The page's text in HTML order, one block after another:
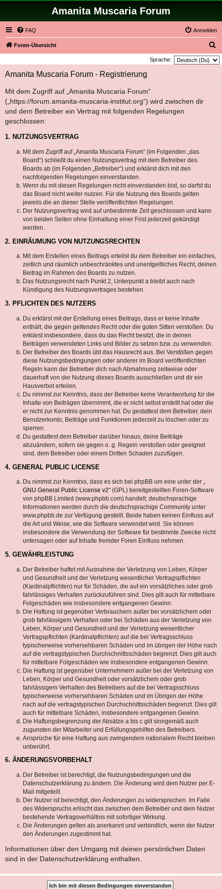
Amanita Muscaria Forum
FAQ Anmelden
Foren-Übersicht
u
Sprache:
Amanita Muscaria Forum - Registrierung
Mit dem Zugriff auf „Amanita Muscaria Forum“
(„https://forum.amanita-muscaria-institut.org“) wird zwischen dir
und dem Betreiber ein Vertrag mit folgenden Regelungen
geschlossen:
1. NUTZUNGSVERTRAG
Mit dem Zugriff auf „Amanita Muscaria Forum“ (im Folgenden „das
Board“) schließt du einen Nutzungsvertrag mit dem Betreiber des
Boards ab (im Folgenden „Betreiber“) und erklärst dich mit den
nachfolgenden Regelungen einverstanden.
Wenn du mit diesen Regelungen nicht einverstanden bist, so darfst du
das Board nicht weiter nutzen. Für die Nutzung des Boards gelten
jeweils die an dieser Stelle veröffentlichten Regelungen.
Der Nutzungsvertrag wird auf unbestimmte Zeit geschlossen und kann
von beiden Seiten ohne Einhaltung einer Frist jederzeit gekündigt
werden.
2. EINRÄUMUNG VON NUTZUNGSRECHTEN
Mit dem Erstellen eines Beitrags erteilst du dem Betreiber ein einfaches,
zeitlich und räumlich unbeschränktes und unentgeltliches Recht, deinen
Beitrag im Rahmen des Boards zu nutzen.
Das Nutzungsrecht nach Punkt 2, Unterpunkt a bleibt auch nach
Kündigung des Nutzungsvertrages bestehen.
3. PFLICHTEN DES NUTZERS
Du erklärst mit der Erstellung eines Beitrags, dass er keine Inhalte
enthält, die gegen geltendes Recht oder die guten Sitten verstoßen. Du
erklärst insbesondere, dass du das Recht besitzt, die in deinen
Beiträgen verwendeten Links und Bilder zu setzen bzw. zu verwenden.
Der Betreiber des Boards übt das Hausrecht aus. Bei Verstößen gegen
diese Nutzungsbedingungen oder anderer im Board veröffentlichten
Regeln kann der Betreiber dich nach Abmahnung zeitweise oder
dauerhaft von der Nutzung dieses Boards ausschließen und dir ein
Hausverbot erteilen.
Du nimmst zur Kenntnis, dass der Betreiber keine Verantwortung für die
Inhalte von Beiträgen übernimmt, die er nicht selbst erstellt hat oder die
er nicht zur Kenntnis genommen hat. Du gestattest dem Betreiber, dein
Benutzerkonto, Beiträge und Funktionen jederzeit zu löschen oder zu
sperren.
Du gestattest dem Betreiber darüber hinaus, deine Beiträge
abzuändern, sofern sie gegen o. g. Regeln verstoßen oder geeignet
sind, dem Betreiber oder einem Dritten Schaden zuzufügen.
4. GENERAL PUBLIC LICENSE
Du nimmst zur Kenntnis, dass es sich bei phpBB um eine unter der „
GNU General Public License v2“ (GPL) bereitgestellten Foren-Software
von phpBB Limited (www.phpbb.com) handelt; deutschsprachige
Informationen werden durch die deutschsprachige Community unter
www.phpbb.de zur Verfügung gestellt. Beide haben keinen Einfluss auf
die Art und Weise, wie die Software verwendet wird. Sie können
insbesondere die Verwendung der Software für bestimmte Zwecke nicht
untersagen oder auf Inhalte fremder Foren Einfluss nehmen.
5. GEWÄHRLEISTUNG
Der Betreiber haftet mit Ausnahme der Verletzung von Leben, Körper
und Gesundheit und der Verletzung wesentlicher Vertragspflichten
(Kardinalpflichten) nur für Schäden, die auf ein vorsätzliches oder grob
fahrlässiges Verhalten zurückzuführen sind. Dies gilt auch für mittelbare
Folgeschäden wie insbesondere entgangenen Gewinn.
Die Haftung ist gegenüber Verbrauchern außer bei vorsätzlichem oder
grob fahrlässigem Verhalten oder bei Schäden aus der Verletzung von
Leben, Körper und Gesundheit und der Verletzung wesentlicher
Vertragspflichten (Kardinalpflichten) auf die bei Vertragsschluss
typischerweise vorhersehbaren Schäden und im übrigen der Höhe nach
auf die vertragstypischen Durchschnittsschäden begrenzt. Dies gilt auch
für mittelbare Folgeschäden wie insbesondere entgangenen Gewinn.
Die Haftung ist gegenüber Unternehmern außer bei der Verletzung von
Leben, Körper und Gesundheit oder vorsätzlichem oder grob
fahrlässigem Verhalten des Betreibers auf die bei Vertragsschluss
typischerweise vorhersehbaren Schäden und im Übrigen der Höhe
nach auf die vertragstypischen Durchschnittsschäden begrenzt. Dies gilt
auch für mittelbare Schäden, insbesondere entgangenen Gewinn.
Die Haftungsbegrenzung der Absätze a bis c gilt sinngemäß auch
zugunsten der Mitarbeiter und Erfüllungsgehilfen des Betreibers.
Ansprüche für eine Haftung aus zwingendem nationalem Recht bleiben
unberührt.
6. ÄNDERUNGSVORBEHALT
Der Betreiber ist berechtigt, die Nutzungsbedingungen und die
Datenschutzerklärung zu ändern. Die Änderung wird dem Nutzer per E-
Mail mitgeteilt.
Der Nutzer ist berechtigt, den Änderungen zu widersprechen. Im Falle
des Widerspruchs erlischt das zwischen dem Betreiber und dem Nutzer
bestehende Vertragsverhältnis mit sofortiger Wirkung.
Die Änderungen gelten als anerkannt und verbindlich, wenn der Nutzer
den Änderungen zugestimmt hat.
Informationen über den Umgang mit deinen persönlichen Daten
sind in der Datenschutzerklärung enthalten.